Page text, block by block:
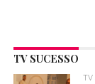
TV SUCESSO
TV